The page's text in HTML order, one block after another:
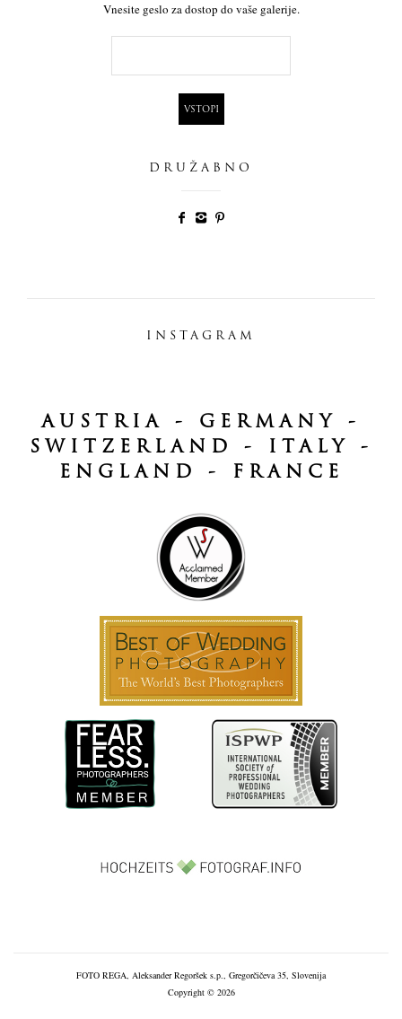
Vnesite geslo za dostop do vaše galerije.
DRUŽABNO
INSTAGRAM
AUSTRIA - GERMANY -
SWITZERLAND - ITALY -
ENGLAND - FRANCE
FOTO REGA, Aleksander Regoršek s.p., Gregorčičeva 35, Slovenija
Copyright © 2026